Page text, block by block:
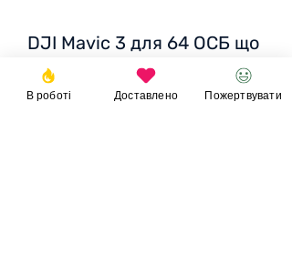
DJI Mavic 3 для 64 ОСБ що
на Чернігівщині,
В роботі Доставлено Пожертвувати